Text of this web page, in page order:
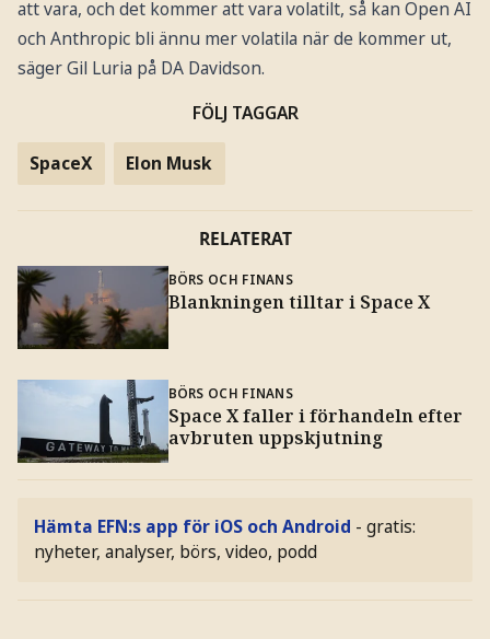
att vara, och det kommer att vara volatilt, så kan Open AI
och Anthropic bli ännu mer volatila när de kommer ut,
säger Gil Luria på DA Davidson.
FÖLJ TAGGAR
SpaceX Elon Musk
RELATERAT
BÖRS OCH FINANS
Blankningen tilltar i Space X
BÖRS OCH FINANS
Space X faller i förhandeln efter
avbruten uppskjutning
Hämta EFN:s app för iOS och Android - gratis:
nyheter, analyser, börs, video, podd